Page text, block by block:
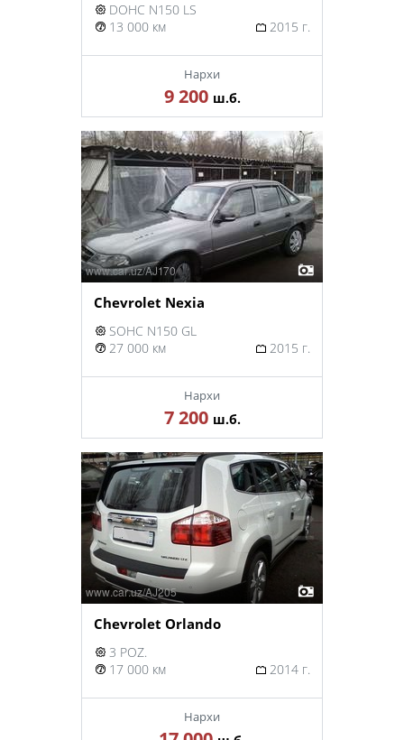
DOHC N150 LS
13 000 км
2015 г.
Нархи
9 200 ш.б.
Chevrolet Nexia
SOHC N150 GL
27 000 км
2015 г.
Нархи
7 200 ш.б.
Chevrolet Orlando
3 POZ.
17 000 км
2014 г.
Нархи